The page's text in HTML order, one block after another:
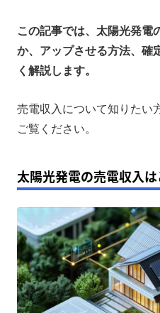
この記事では、太陽光発電
か、アップさせる方法、確
く解説します。
売電収入について知りたい
ご覧ください。
太陽光発電の売電収入